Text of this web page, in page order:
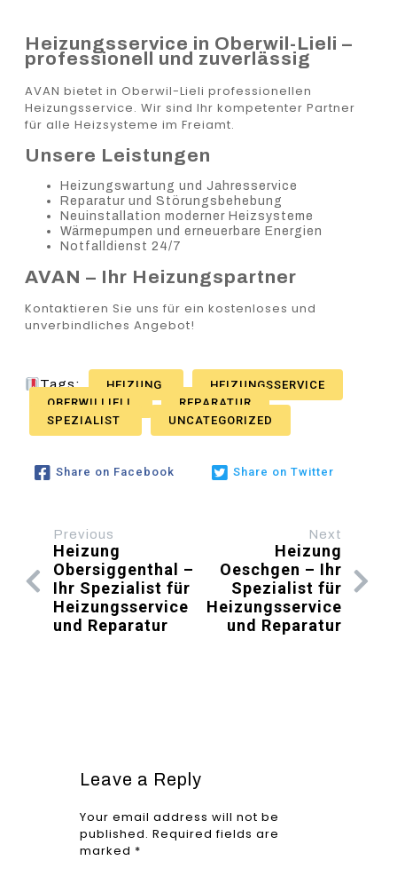
Heizungsservice in Oberwil-Lieli –
professionell und zuverlässig
AVAN bietet in Oberwil-Lieli professionellen
Heizungsservice. Wir sind Ihr kompetenter Partner
für alle Heizsysteme im Freiamt.
Unsere Leistungen
Heizungswartung und Jahresservice
Reparatur und Störungsbehebung
Neuinstallation moderner Heizsysteme
Wärmepumpen und erneuerbare Energien
Notfalldienst 24/7
AVAN – Ihr Heizungspartner
Kontaktieren Sie uns für ein kostenloses und
unverbindliches Angebot!
Tags: HEIZUNG
HEIZUNGSSERVICE
OBERWILLIELI
REPARATUR
SPEZIALIST
UNCATEGORIZED
Share on Facebook Share on Twitter
Previous
Heizung
Obersiggenthal –
Ihr Spezialist für
Heizungsservice
und Reparatur
Next
Heizung
Oeschgen – Ihr
Spezialist für
Heizungsservice
und Reparatur
Leave a Reply
Your email address will not be
published. Required fields are
marked *